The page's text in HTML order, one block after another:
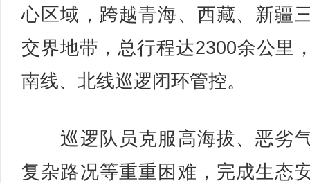
心区域，跨越青海、西藏、新疆
交界地带，总行程达2300余公里
南线、北线巡逻闭环管控。
巡逻队员克服高海拔、恶劣
复杂路况等重重困难，完成生态